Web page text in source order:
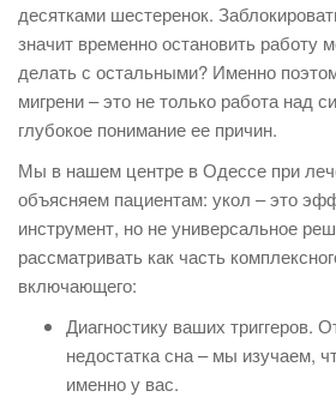
десятками шестеренок.
значит временно остановить работу
делать с остальными? Именно
мигрени – это не только работа над
глубокое понимание ее причин.
Мы в нашем центре в Одессе при
объясняем пациентам: укол – это
инструмент, но не универсальное
рассматривать как часть
включающего:
Диагностику ваших триггеров.
недостатка сна – мы изучаем,
именно у вас.